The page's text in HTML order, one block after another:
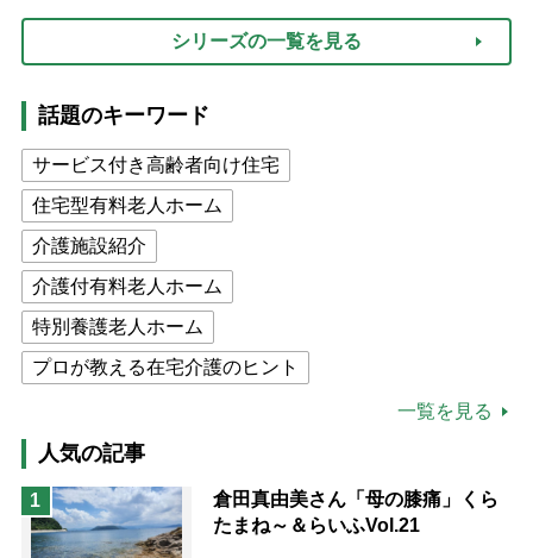
シリーズの一覧を見る
話題のキーワード
サービス付き高齢者向け住宅
住宅型有料老人ホーム
介護施設紹介
介護付有料老人ホーム
特別養護老人ホーム
プロが教える在宅介護のヒント
高木ブー
ケアマネジャー
猫が母になつきません
息子の遠距離介護サバイバル術
一覧を見る
人気の記事
1
倉田真由美さん「母の膝痛」くら
たまね～＆らいふVol.21